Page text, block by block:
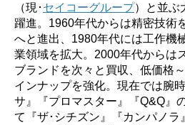
（現･ セイコーグループ）と並ぶ
躍進。1960年代からは精密技術
へと進出、1980年代には工作機
業領域を拡大。2000年代からは
ブランドを次々と買収、低価格
インナップを強化。現在では腕
サ』『プロマスター』『Q&Q』
て『ザ･シチズン』『カンパノラ